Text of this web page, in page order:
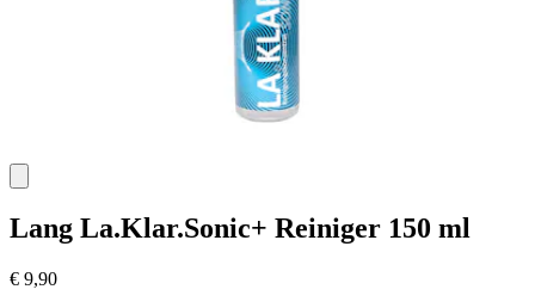
Lang La.Klar.Sonic+ Reiniger 150 ml
€ 9,90